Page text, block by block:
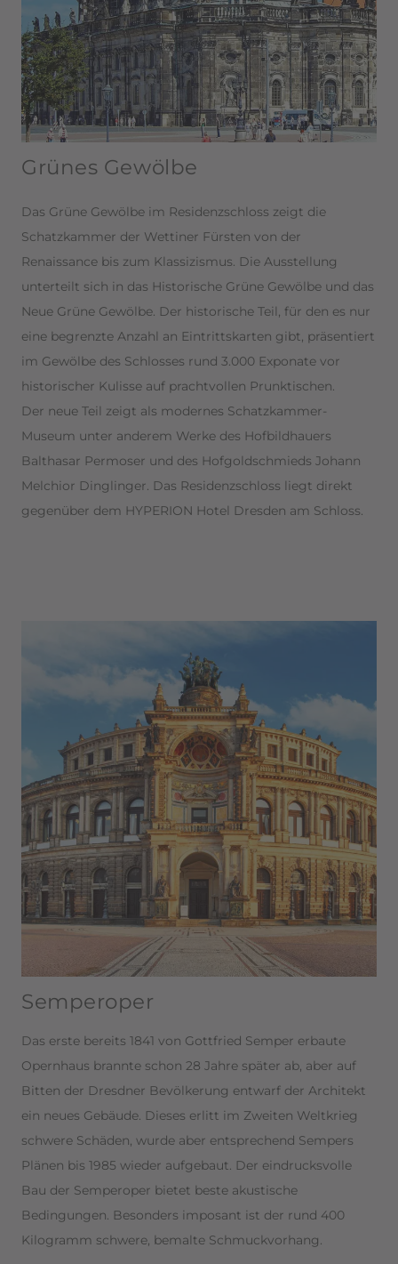
Grünes Gewölbe
Das Grüne Gewölbe im Residenzschloss zeigt die
Schatzkammer der Wettiner Fürsten von der
Renaissance bis zum Klassizismus. Die Ausstellung
unterteilt sich in das Historische Grüne Gewölbe und das
Neue Grüne Gewölbe. Der historische Teil, für den es nur
eine begrenzte Anzahl an Eintrittskarten gibt, präsentiert
im Gewölbe des Schlosses rund 3.000 Exponate vor
historischer Kulisse auf prachtvollen Prunktischen.
Der neue Teil zeigt als modernes Schatzkammer-
Museum unter anderem Werke des Hofbildhauers
Balthasar Permoser und des Hofgoldschmieds Johann
Melchior Dinglinger. Das Residenzschloss liegt direkt
gegenüber dem HYPERION Hotel Dresden am Schloss.
Semperoper
Das erste bereits 1841 von Gottfried Semper erbaute
Opernhaus brannte schon 28 Jahre später ab, aber auf
Bitten der Dresdner Bevölkerung entwarf der Architekt
ein neues Gebäude. Dieses erlitt im Zweiten Weltkrieg
schwere Schäden, wurde aber entsprechend Sempers
Plänen bis 1985 wieder aufgebaut. Der eindrucksvolle
Bau der Semperoper bietet beste akustische
Bedingungen. Besonders imposant ist der rund 400
Kilogramm schwere, bemalte Schmuckvorhang.